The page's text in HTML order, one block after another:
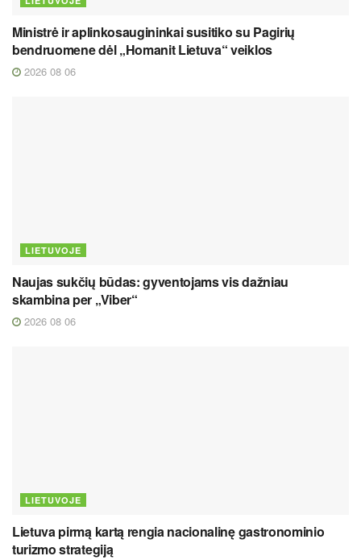
Ministrė ir aplinkosaugininkai susitiko su Pagirių
bendruomene dėl „Homanit Lietuva“ veiklos
2026 08 06
LIETUVOJE
Naujas sukčių būdas: gyventojams vis dažniau
skambina per „Viber“
2026 08 06
LIETUVOJE
Lietuva pirmą kartą rengia nacionalinę gastronominio
turizmo strategiją